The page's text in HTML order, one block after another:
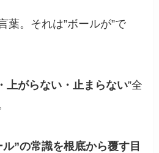
葉。それは”ボールが”で
上がらない・止まらない”全
ル”の常識を根底から覆す目